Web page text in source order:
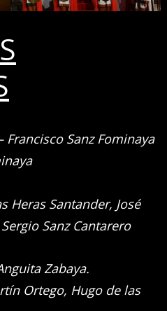
Sanz Fominaya
Heras Santander, José
Sanz Cantarero
Zabaya.
Ortego, Hugo de las